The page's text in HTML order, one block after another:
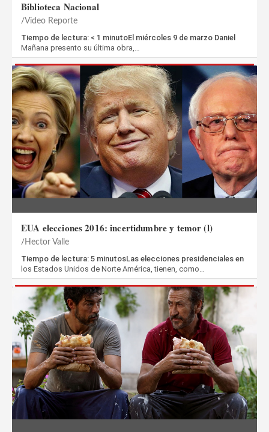
Biblioteca Nacional
Video Reporte
Tiempo de lectura: < 1 minutoEl miércoles 9 de marzo Daniel
Mañana presento su última obra,…
EUA elecciones 2016: incertidumbre y temor (l)
Hector Valle
Tiempo de lectura: 5 minutosLas elecciones presidenciales en
los Estados Unidos de Norte América, tienen, como…